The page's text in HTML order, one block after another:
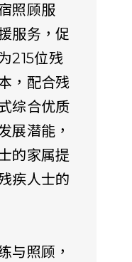
照顾服
服务，促
215位残
，配合残
综合优质
展潜能，
的家属提
疾人士的
与照顾，